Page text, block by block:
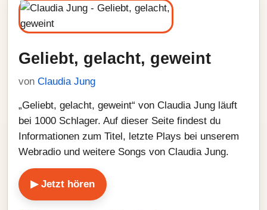
Geliebt, gelacht, geweint
von Claudia Jung
„Geliebt, gelacht, geweint“ von Claudia Jung läuft
bei 1000 Schlager. Auf dieser Seite findest du
Informationen zum Titel, letzte Plays bei unserem
Webradio und weitere Songs von Claudia Jung.
▶ Jetzt hören